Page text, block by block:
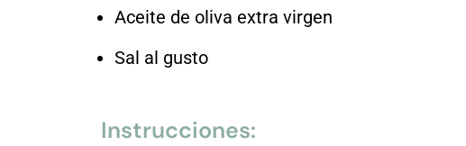
Aceite de oliva extra virgen
Sal al gusto
Instrucciones: